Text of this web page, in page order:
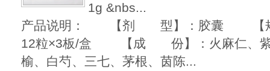
1g &nbs...
产品说明： 【剂 型】：胶囊 【
12粒×3板/盒 【成 份】：火麻仁、紫
榆、白芍、三七、茅根、茵陈...